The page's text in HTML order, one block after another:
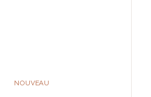
NOUVEAU